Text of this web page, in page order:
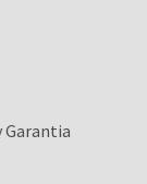
Garantia